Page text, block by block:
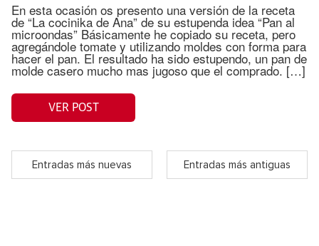
En esta ocasión os presento una versión de la receta
de “La cocinika de Ana” de su estupenda idea “Pan al
microondas” Básicamente he copiado su receta, pero
agregándole tomate y utilizando moldes con forma para
hacer el pan. El resultado ha sido estupendo, un pan de
molde casero mucho mas jugoso que el comprado. […]
VER POST
Entradas más nuevas Entradas más antiguas